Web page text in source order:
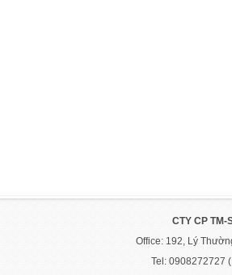
CTY CP TM-
Office: 192, Lý
Tel: 0908272727